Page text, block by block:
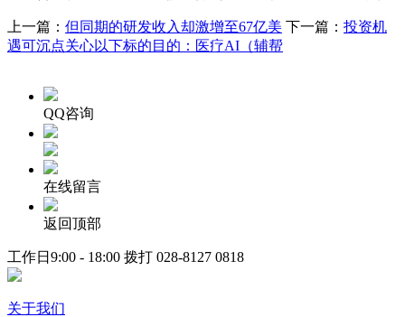
上一篇： 但同期的研发收入却激增至67亿美 下一篇： 投资机
遇可沉点关心以下标的目的：医疗AI（辅帮
QQ咨询
在线留言
返回顶部
工作日9:00 - 18:00 拨打 028-8127 0818
关于我们